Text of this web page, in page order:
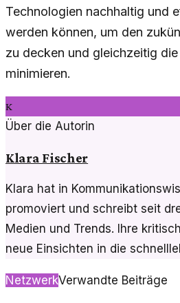
Technologien nachhaltig und
werden können, um den
zu decken und gleichzeitig
minimieren.
K
Über die Autorin
Klara Fischer
Klara hat in
promoviert und schreibt seit
Medien und Trends. Ihre
neue Einsichten in die
NetzwerkVerwandte Beiträge